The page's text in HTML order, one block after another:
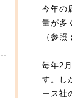
今年の
量が多
（参
毎年2
す。し
ース社